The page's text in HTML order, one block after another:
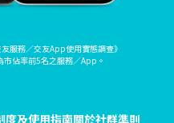
服務／交友App使用實態調查》
市佔率前5名之服務／App。
度及使用指南關於社群準則